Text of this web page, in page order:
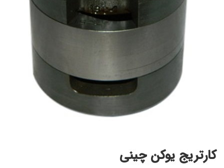
کارتریج یوکن چینی